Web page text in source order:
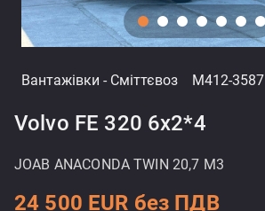
Вантажівки - Сміттєвоз M412-3587
Volvo FE 320 6x2*4
JOAB ANACONDA TWIN 20,7 M3
24 500 EUR без ПДВ